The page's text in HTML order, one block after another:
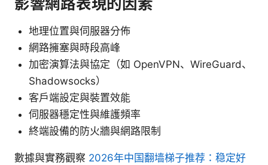
地理位置與伺服器分佈
網路擁塞與時段高峰
加密演算法與協定（如 OpenVPN、WireGuard、
Shadowsocks）
客戶端設定與裝置效能
伺服器穩定性與維護頻率
終端設備的防火牆與網路限制
數據與實務觀察 2026年中国翻墙梯子推荐：稳定好